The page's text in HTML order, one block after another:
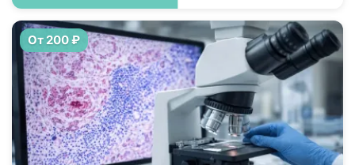
От 200 ₽